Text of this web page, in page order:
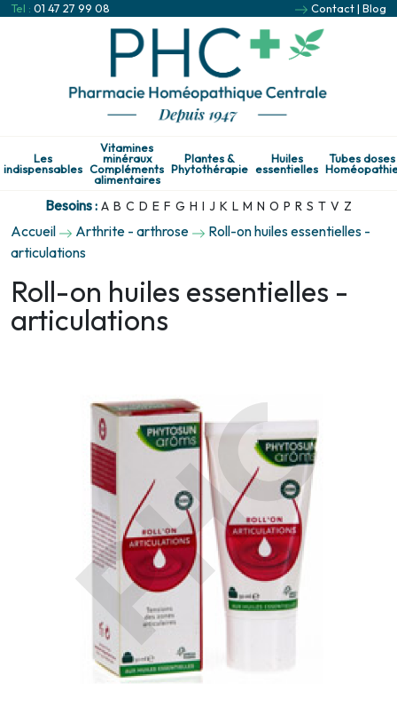
Tel : 01 47 27 99 08 Contact| Blog
Les
indispensables
Vitamines
minéraux
Compléments
alimentaires
Plantes &
Phytothérapie
Huiles
essentielles
Tubes doses
Besoins : A B C D E F G H I J K L M N O P R S T V Z
Accueil Arthrite - arthrose
Roll-on huiles essentielles -
articulations
Roll-on huiles essentielles -
articulations